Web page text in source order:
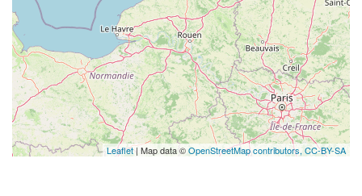
Leaflet| Map data ©OpenStreetMap contributors, CC-BY-SA